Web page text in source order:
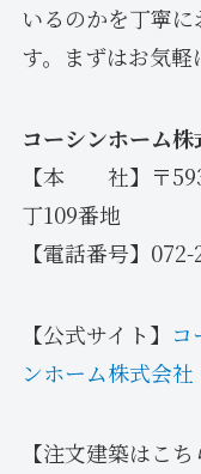
いるのかを丁寧
す。まずはお気軽
コーシンホーム株
【本 社】〒
丁109番地
【電話番号】
【公式サイト】
ンホーム株式会
【注文建築はこち